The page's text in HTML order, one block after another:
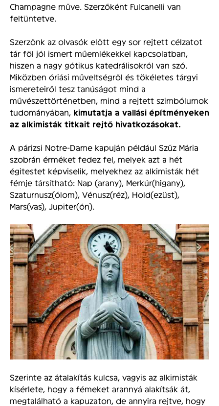
Champagne műve. Szerzőként Fulcanelli van
feltüntetve.
Szerzőnk az olvasók előtt egy sor rejtett célzatot
tár föl jól ismert műemlékekkel kapcsolatban,
hiszen a nagy gótikus katedrálisokról van szó.
Miközben óriási műveltségről és tökéletes tárgyi
ismereteiről tesz tanúságot mind a
művészettörténetben, mind a rejtett szimbólumok
tudományában, kimutatja a vallási építményeken
az alkimisták titkait rejtő hivatkozásokat.
A párizsi Notre-Dame kapuján például Szűz Mária
szobrán érméket fedez fel, melyek azt a hét
égitestet képviselik, melyekhez az alkimisták hét
fémje társítható: Nap (arany), Merkúr(higany),
Szaturnusz(ólom), Vénusz(réz), Hold(ezüst),
Mars(vas), Jupiter(ón).
Szerinte az átalakítás kulcsa, vagyis az alkimisták
kísérlete, hogy a fémeket arannyá alakítsák át,
megtalálható a kapuzaton, de annyira rejtve, hogy